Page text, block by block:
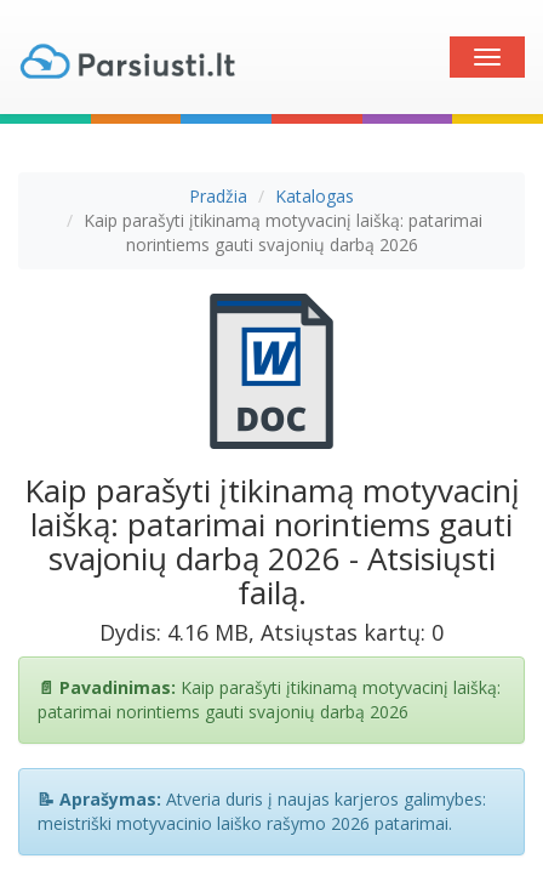
Toggle
Pradžia
Katalogas
Kaip parašyti įtikinamą motyvacinį laišką: patarimai
norintiems gauti svajonių darbą 2026
Kaip parašyti įtikinamą motyvacinį
laišką: patarimai norintiems gauti
svajonių darbą 2026 - Atsisiųsti
failą.
Dydis: 4.16 MB, Atsiųstas kartų: 0
📄 Pavadinimas: Kaip parašyti įtikinamą motyvacinį laišką:
patarimai norintiems gauti svajonių darbą 2026
📝 Aprašymas: Atveria duris į naujas karjeros galimybes:
meistriški motyvacinio laiško rašymo 2026 patarimai.